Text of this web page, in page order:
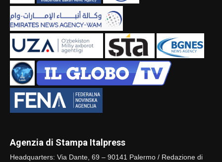
Agenzia di Stampa Italpress
Headquarters: Via Dante, 69 – 90141 Palermo / Redazione di